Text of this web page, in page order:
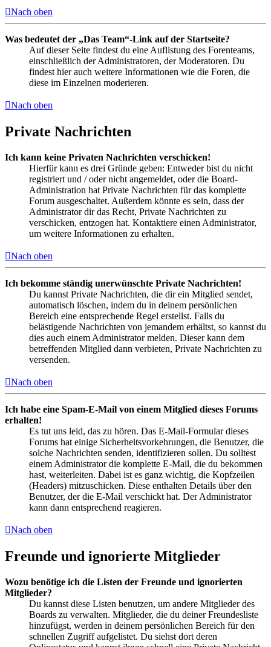
Nach oben
Was bedeutet der „Das Team“-Link auf der Startseite?
Auf dieser Seite findest du eine Auflistung des Forenteams,
einschließlich der Administratoren, der Moderatoren. Du
findest hier auch weitere Informationen wie die Foren, die
diese im Einzelnen moderieren.
Nach oben
Private Nachrichten
Ich kann keine Privaten Nachrichten verschicken!
Hierfür kann es drei Gründe geben: Entweder bist du nicht
registriert und / oder nicht angemeldet, oder die Board-
Administration hat Private Nachrichten für das komplette
Forum ausgeschaltet. Außerdem könnte es sein, dass der
Administrator dir das Recht, Private Nachrichten zu
verschicken, entzogen hat. Kontaktiere einen Administrator,
um weitere Informationen zu erhalten.
Nach oben
Ich bekomme ständig unerwünschte Private Nachrichten!
Du kannst Private Nachrichten, die dir ein Mitglied sendet,
automatisch löschen, indem du in deinem persönlichen
Bereich eine entsprechende Regel erstellst. Falls du
belästigende Nachrichten von jemandem erhältst, so kannst du
dies auch einem Administrator melden. Dieser kann dem
betreffenden Mitglied dann verbieten, Private Nachrichten zu
versenden.
Nach oben
Ich habe eine Spam-E-Mail von einem Mitglied dieses Forums
erhalten!
Es tut uns leid, das zu hören. Das E-Mail-Formular dieses
Forums hat einige Sicherheitsvorkehrungen, die Benutzer, die
solche Nachrichten senden, identifizieren sollen. Du solltest
einem Administrator die komplette E-Mail, die du bekommen
hast, weiterleiten. Dabei ist es ganz wichtig, die Kopfzeilen
(Headers) mitzuschicken. Diese enthalten Details über den
Benutzer, der die E-Mail verschickt hat. Der Administrator
kann dann entsprechend reagieren.
Nach oben
Freunde und ignorierte Mitglieder
Wozu benötige ich die Listen der Freunde und ignorierten
Mitglieder?
Du kannst diese Listen benutzen, um andere Mitglieder des
Boards zu verwalten. Mitglieder, die du deiner Freundesliste
hinzufügst, werden in deinem persönlichen Bereich für den
schnellen Zugriff aufgelistet. Du siehst dort deren